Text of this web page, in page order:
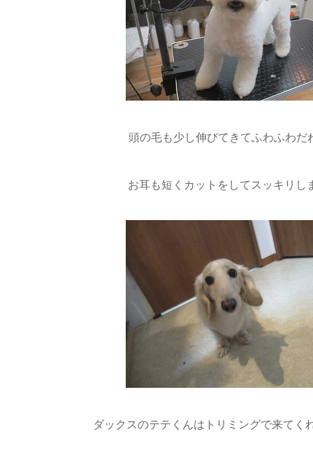
頭の毛も少し伸びてきてふわふわだ
お耳も短くカットをしてスッキリし
ダックスのテテくんはトリミングで来てく